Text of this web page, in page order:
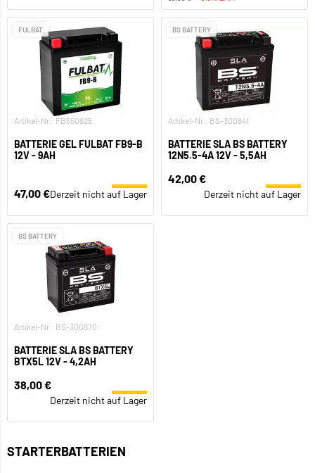
FULBAT
Artikel-Nr.: FB550925
BATTERIE GEL FULBAT FB9-B
12V - 9AH
47,00 €Derzeit nicht auf Lager
BS BATTERY
Artikel-Nr.: BS-300841
BATTERIE SLA BS BATTERY
12N5.5-4A 12V - 5,5AH
42,00 €
Derzeit nicht auf Lager
BS BATTERY
Artikel-Nr.: BS-300670
BATTERIE SLA BS BATTERY
BTX5L 12V - 4,2AH
38,00 €
Derzeit nicht auf Lager
STARTERBATTERIEN